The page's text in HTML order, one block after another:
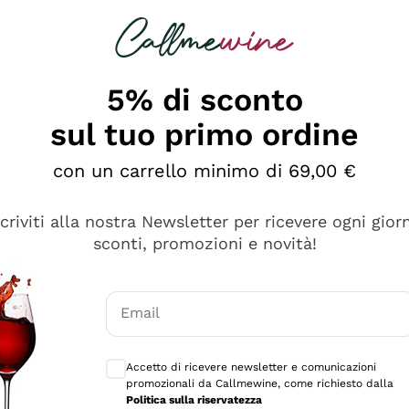
è male ma secondo me ci sono alternative che
5% di sconto
sul tuo primo ordine
con un carrello minimo di 69,00 €
alla nostra Newsletter per ricevere ogni
sconti, promozioni e novità!
Email
Accetto di ricevere newsletter e comunicazioni
promozionali da Callmewine, come richiesto dalla
Politica sulla riservatezza